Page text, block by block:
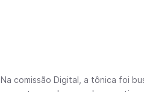
Na comissão Digital, a tônica foi